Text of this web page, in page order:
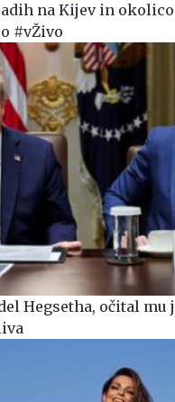
na Kijev in okolico
#vŽivo
Hegsetha, očital mu